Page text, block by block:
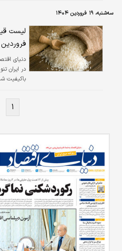
محصول
قیمت
نیستند.
سه‌شنبه، ۱۹ فروردین ۱۴۰۴
لیست
فروردین ۱۴۰۴ + جدول
در ایران
باکیفیت
انواع
بودجه و
۱